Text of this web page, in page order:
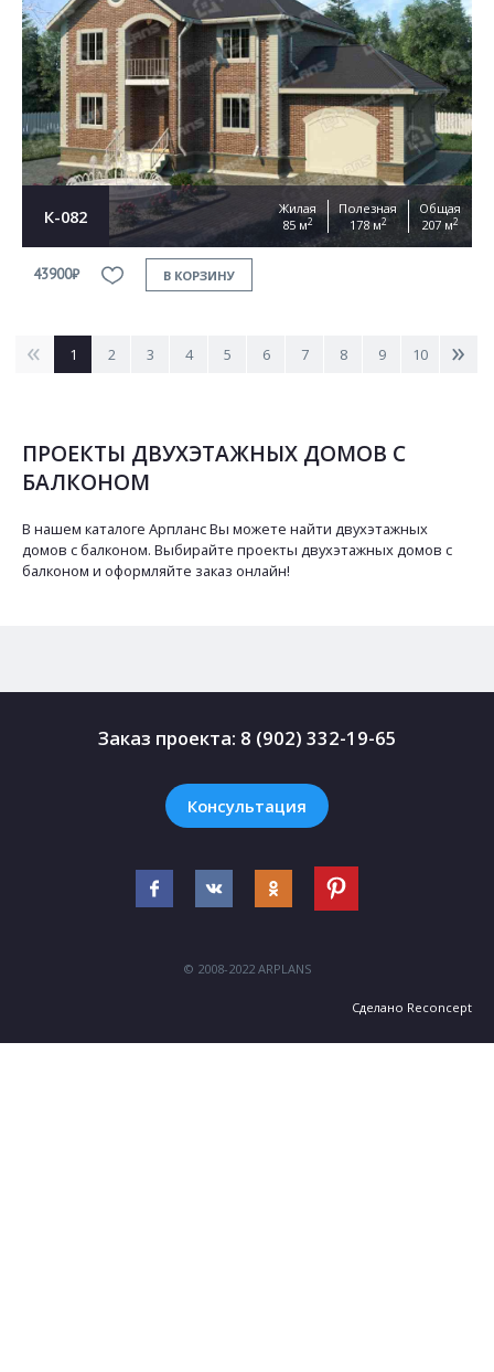
К-082
Жилая
85 м2
Полезная
178 м2
Общая
207 м2
43900₽ В КОРЗИНУ
< 1 2 3 4 5 6 7 8 9 10 >
ПРОЕКТЫ ДВУХЭТАЖНЫХ ДОМОВ С
БАЛКОНОМ
В нашем каталоге Арпланс Вы можете найти двухэтажных
домов с балконом. Выбирайте проекты двухэтажных домов с
балконом и оформляйте заказ онлайн!
Заказ проекта: 8 (902) 332-19-65
Консультация
© 2008-2022 ARPLANS
Сделано Reconcept